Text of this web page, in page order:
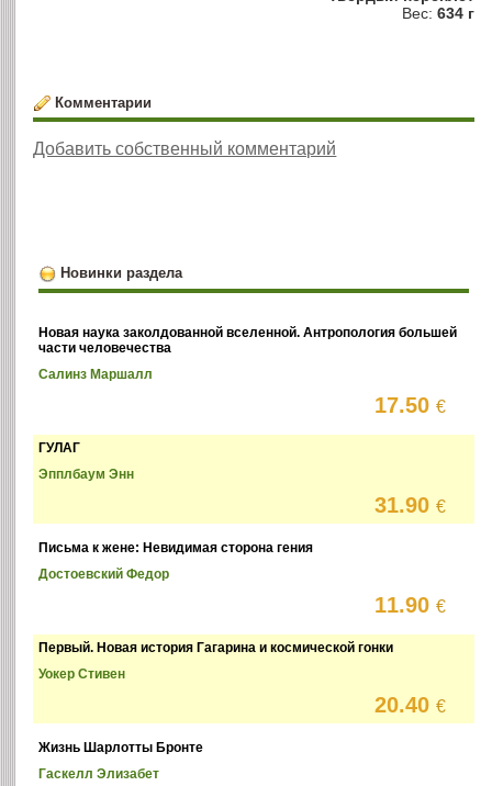
Вес: 634 г
Комментарии
Добавить собственный комментарий
Новинки раздела
Новая наука заколдованной вселенной. Антропология большей
части человечества
Салинз Маршалл
17.50€
ГУЛАГ
Эпплбаум Энн
31.90€
Письма к жене: Невидимая сторона гения
Достоевский Федор
11.90€
Первый. Новая история Гагарина и космической гонки
Уокер Стивен
20.40€
Жизнь Шарлотты Бронте
Гаскелл Элизабет